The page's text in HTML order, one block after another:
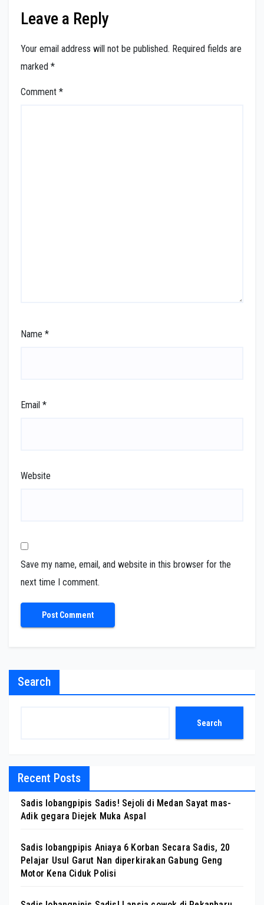
Leave a Reply
Your email address will not be published. Required fields are
marked *
Comment *
Name *
Email *
Website
Save my name, email, and website in this browser for the
next time I comment.
Search
Search
Recent Posts
Sadis lobangpipis Sadis! Sejoli di Medan Sayat mas-
Adik gegara Diejek Muka Aspal
Sadis lobangpipis Aniaya 6 Korban Secara Sadis, 20
Pelajar Usul Garut Nan diperkirakan Gabung Geng
Motor Kena Ciduk Polisi